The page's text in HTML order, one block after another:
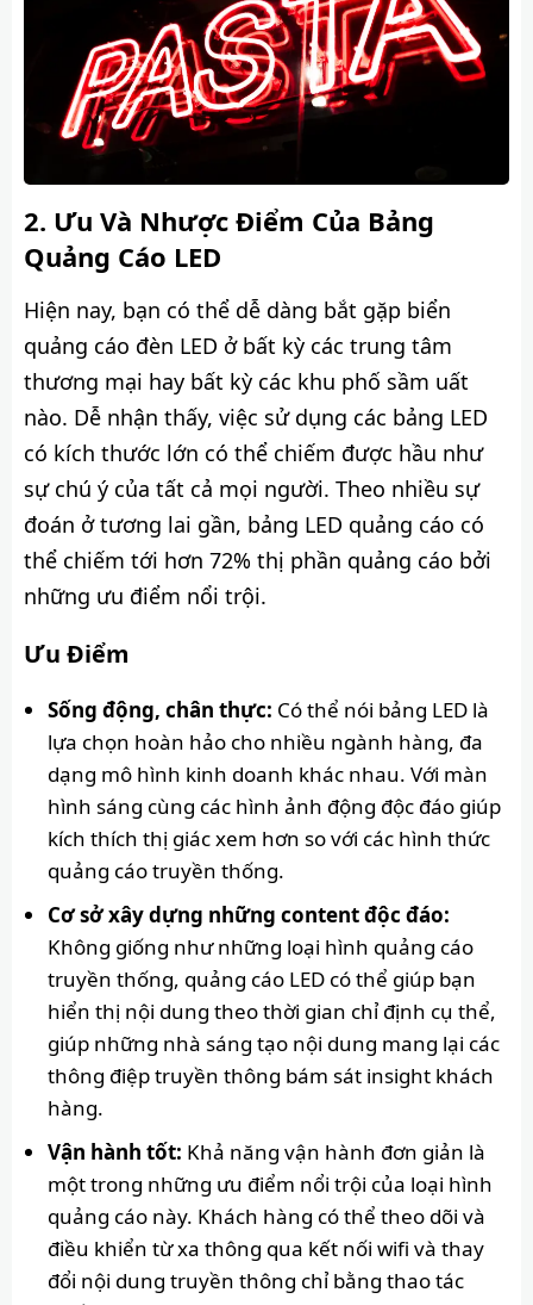
Ưu Và Nhược Điểm Của Bảng
Quảng Cáo LED
Hiện nay, bạn có thể dễ dàng bắt gặp biển
quảng cáo đèn LED ở bất kỳ các trung tâm
thương mại hay bất kỳ các khu phố sầm uất
nào. Dễ nhận thấy, việc sử dụng các bảng LED
có kích thước lớn có thể chiếm được hầu như
sự chú ý của tất cả mọi người. Theo nhiều sự
đoán ở tương lai gần, bảng LED quảng cáo có
thể chiếm tới hơn 72% thị phần quảng cáo bởi
những ưu điểm nổi trội.
Ưu Điểm
Sống động, chân thực: Có thể nói bảng LED là
lựa chọn hoàn hảo cho nhiều ngành hàng, đa
dạng mô hình kinh doanh khác nhau. Với màn
hình sáng cùng các hình ảnh động độc đáo giúp
kích thích thị giác xem hơn so với các hình thức
quảng cáo truyền thống.
Cơ sở xây dựng những content độc đáo:
Không giống như những loại hình quảng cáo
truyền thống, quảng cáo LED có thể giúp bạn
hiển thị nội dung theo thời gian chỉ định cụ thể,
giúp những nhà sáng tạo nội dung mang lại các
thông điệp truyền thông bám sát insight khách
hàng.
Vận hành tốt: Khả năng vận hành đơn giản là
một trong những ưu điểm nổi trội của loại hình
quảng cáo này. Khách hàng có thể theo dõi và
điều khiển từ xa thông qua kết nối wifi và thay
đổi nội dung truyền thông chỉ bằng thao tác